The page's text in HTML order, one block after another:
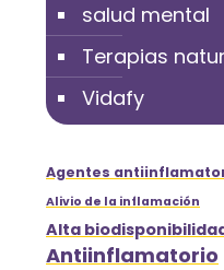
salud mental
Terapias
Vidafy
Agentes
Alivio de la inflamación
Alta
Antiinflamatorio